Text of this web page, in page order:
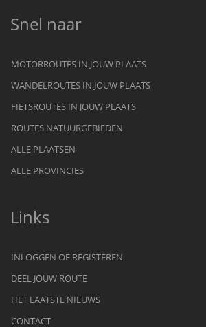
Snel naar
MOTORROUTES IN JOUW PLAATS
WANDELROUTES IN JOUW PLAATS
FIETSROUTES IN JOUW PLAATS
ROUTES NATUURGEBIEDEN
ALLE PLAATSEN
ALLE PROVINCIES
Links
INLOGGEN OF REGISTEREN
DEEL JOUW ROUTE
HET LAATSTE NIEUWS
CONTACT